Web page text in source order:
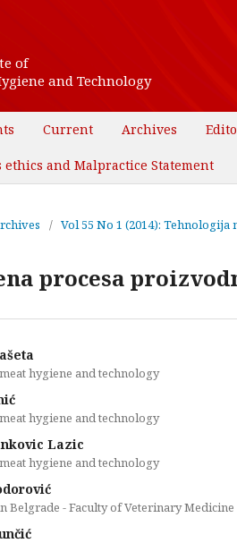
of
and Technology
Current Archives
and Malpractice Statement
/ Vol 55 No 1 (2014): Tehnologija
procesa
hygiene and technology
hygiene and technology
Lazic
hygiene and technology
Belgrade - Faculty of Veterinary Medicine